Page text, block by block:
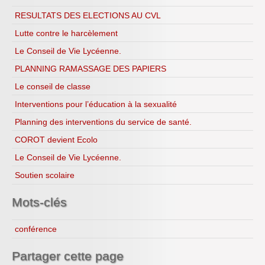
RESULTATS DES ELECTIONS AU CVL
Lutte contre le harcèlement
Le Conseil de Vie Lycéenne.
PLANNING RAMASSAGE DES PAPIERS
Le conseil de classe
Interventions pour l’éducation à la sexualité
Planning des interventions du service de santé.
COROT devient Ecolo
Le Conseil de Vie Lycéenne.
Soutien scolaire
Mots-clés
conférence
Partager cette page